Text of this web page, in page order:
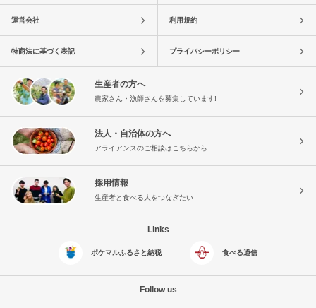
運営会社 利用規約
特商法に基づく表記 プライバシーポリシー
生産者の方へ
農家さん・漁師さんを募集しています!
法人・自治体の方へ
アライアンスのご相談はこちらから
採用情報
生産者と食べる人をつなぎたい
Links
ポケマルふるさと納税 食べる通信
Follow us